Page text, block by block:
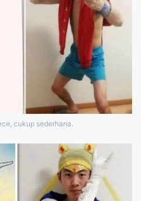
cukup sederhana.